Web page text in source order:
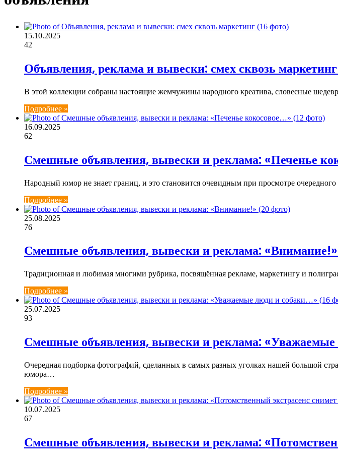
15.10.2025
42
Объявления, реклама и вывески: смех сквозь
В этой коллекции собраны настоящие жемчужины народного креатива, словесные
Подробнее »
16.09.2025
62
Смешные объявления, вывески и реклама: «Печенье
Народный юмор не знает границ, и это становится очевидным при просмотре
Подробнее »
25.08.2025
76
Смешные объявления, вывески и реклама:
Традиционная и любимая многими рубрика, посвящённая рекламе, маркетингу и
Подробнее »
25.07.2025
93
Смешные объявления, вывески и реклама:
Очередная подборка фотографий, сделанных в самых разных уголках нашей большой
юмора…
Подробнее »
10.07.2025
67
Смешные объявления, вывески и реклама: